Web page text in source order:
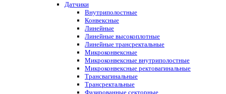
Датчики
Внутриполостные
Конвексные
Линейные
Линейные высокоплотные
Линейные трансректальные
Микроконвексные
Микроконвексные внутриполостные
Микроконвексные ректовагинальные
Трансвагинальные
Трансректальные
Фазированные секторные